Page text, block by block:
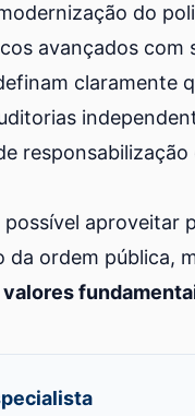
do
avançados com
claramente
possível
da ordem pública,